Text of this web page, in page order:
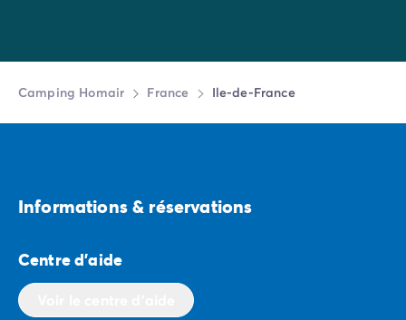
Camping Homair France Ile-de-France
Informations & réservations
Centre d'aide